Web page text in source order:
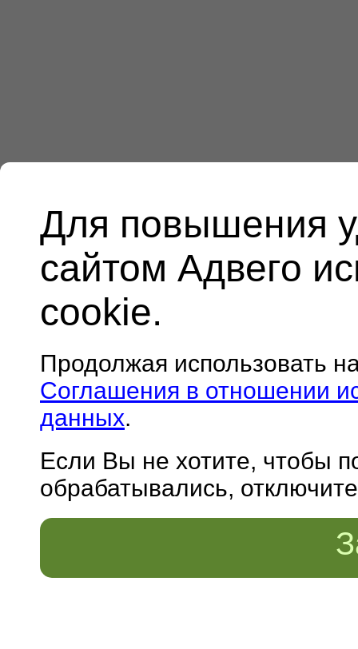
Для повышения
сайтом Адвего
cookie.
Продолжая использовать
Соглашения в отношении
данных.
Если Вы не хотите, чтобы
обрабатывались,